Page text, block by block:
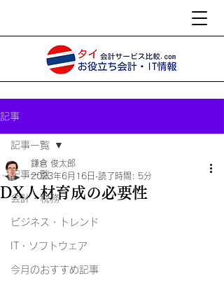
記事
記事一覧
会計・税務
ビジネス・トレンド
IT・ソフトウェア
今月のおすすめ記事
記事一覧
DX人材育成の必要性
鎌倉 俊太郎
2023年6月16日 読了時間: 5分